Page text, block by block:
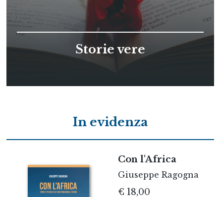
Storie vere
In evidenza
Con l'Africa
Giuseppe Ragogna
€ 18,00